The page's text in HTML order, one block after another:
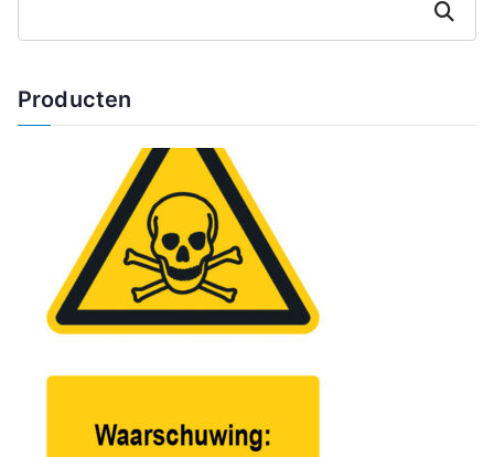
Zoeken
Producten